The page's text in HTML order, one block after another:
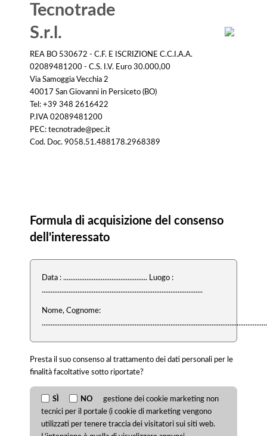
Tecnotrade
S.r.l.
REA BO 530672 - C.F. E ISCRIZIONE C.C.I.A.A.
02089481200 - C.S. I.V. Euro 30.000,00
Via Samoggia Vecchia 2
40017 San Giovanni in Persiceto (BO)
Tel: +39 348 2616422
P.IVA 02089481200
PEC: tecnotrade@pec.it
Cod. Doc. 9058.51.488178.2968389
Formula di acquisizione del consenso
dell'interessato
Data : ............................................... Luogo :
..........................................................................................
Nome, Cognome:
Presta il suo consenso al trattamento dei dati personali per le
finalità facoltative sotto riportate?
SÌ NO
gestione dei cookie marketing non
tecnici per il portale (i cookie di marketing vengono
utilizzati per tenere traccia dei visitatori sui siti web.